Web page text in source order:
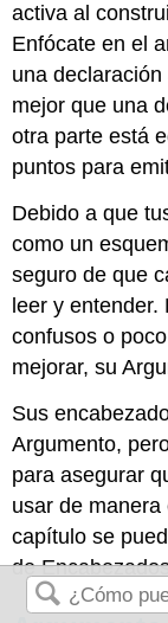
activa al
Enfócate en el
una
mejor que una
otra parte está
puntos para
Debido a que
como un
seguro de que
leer y entender.
confusos o
mejorar, su
Sus
Argumento,
para asegurar
usar de
capítulo se
de